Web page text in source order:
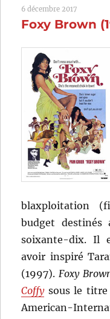
6 décembre 2017
Foxy Brown
blaxploitation
budget destinés
soixante-dix. Il
avoir inspiré
(1997).Foxy
Coffysous le titre
American-